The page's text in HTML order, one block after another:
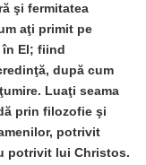
şi fermitatea
aţi primit pe
El; fiind
după cum
Luaţi seama
prin filozofie şi
potrivit
potrivit lui Christos.